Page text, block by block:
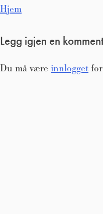
Hjem
Legg igjen en
Du må være innlogget